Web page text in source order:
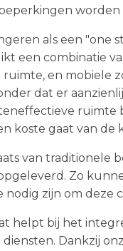
als een "one
een combinatie
en mobiele
dat er
ruimte
koste gaat van de
van traditionele
Zo
zijn om deze
helpt bij het
Dankzij